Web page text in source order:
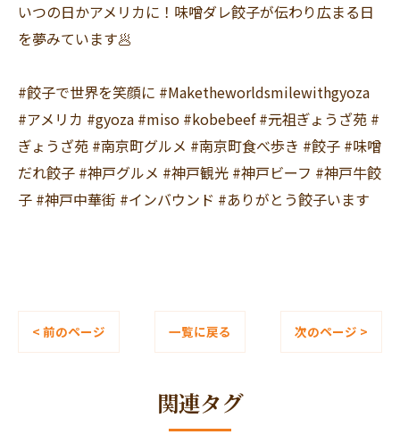
いつの日かアメリカに！味噌ダレ餃子が伝わり広まる日
を夢みています🥟
#餃子で世界を笑顔に #Maketheworldsmilewithgyoza
#アメリカ #gyoza #miso #kobebeef #元祖ぎょうざ苑 #
ぎょうざ苑 #南京町グルメ #南京町食べ歩き #餃子 #味噌
だれ餃子 #神戸グルメ #神戸観光 #神戸ビーフ #神戸牛餃
子 #神戸中華街 #インバウンド #ありがとう餃子います
< 前のページ 一覧に戻る 次のページ >
関連タグ